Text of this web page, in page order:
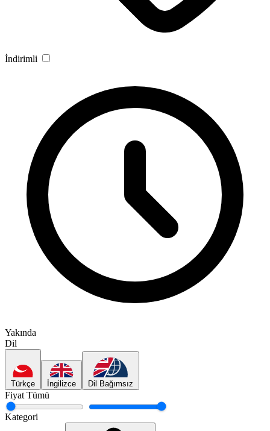
İndirimli
Yakında
Dil
Türkçe İngilizce Dil Bağımsız
Fiyat Tümü
Kategori